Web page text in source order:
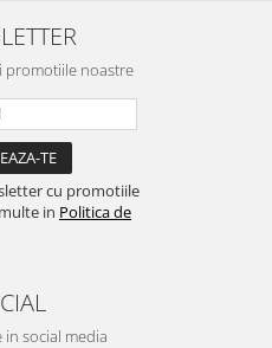
promotiile noastre
cu promotiile
in Politica de
in social media